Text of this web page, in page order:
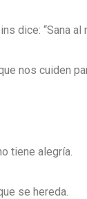
dice: “Sana al
nos cuiden
tiene alegría.
se hereda.